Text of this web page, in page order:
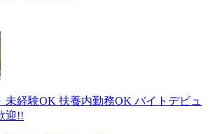
未経験OK 扶養内勤務OK バイトデビュ
迎!!